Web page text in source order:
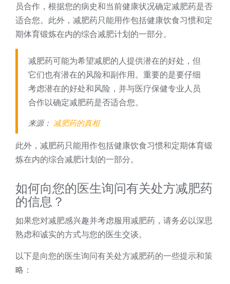
员合作，根据您的病史和当前健康状况确定减肥药是否
适合您。此外，减肥药只能用作包括健康饮食习惯和定
期体育锻炼在内的综合减肥计划的一部分。
减肥药可能为希望减肥的人提供潜在的好处，但
它们也有潜在的风险和副作用。重要的是要仔细
考虑潜在的好处和风险，并与医疗保健专业人员
合作以确定减肥药是否适合您。
来源： 减肥药的真相
此外，减肥药只能用作包括健康饮食习惯和定期体育锻
炼在内的综合减肥计划的一部分。
如何向您的医生询问有关处方减肥药
的信息？
如果您对减肥感兴趣并考虑服用减肥药，请务必以深思
熟虑和诚实的方式与您的医生交谈。
以下是向您的医生询问有关处方减肥药的一些提示和策
略：